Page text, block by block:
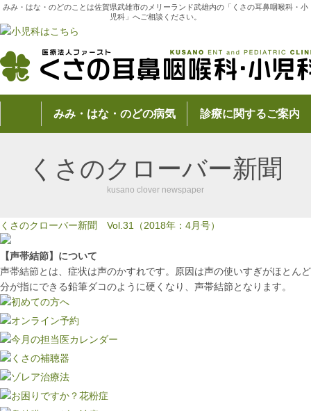
みみ・はな・のどのことは佐賀県武雄市のメリーランド武雄内の「くさの耳鼻咽喉科・小
児科」へご相談ください。
みみ・はな・のどの病気 診療に関するご案内
くさのクローバー新聞
kusano clover newspaper
くさのクローバー新聞 Vol.31（2018年：4月号）
【声帯結節】について
声帯結節とは、症状は声のかすれです。原因は声の使いすぎがほとん
分が指にできる鉛筆ダコのように硬くなり、声帯結節となります。